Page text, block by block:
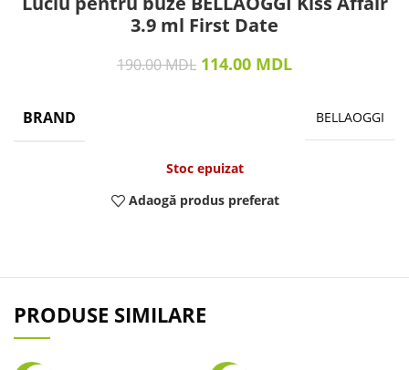
3.9 ml First Date
190.00MDL 114.00 MDL
BRAND BELLAOGGI
Stoc epuizat
Adaogă produs preferat
PRODUSE SIMILARE